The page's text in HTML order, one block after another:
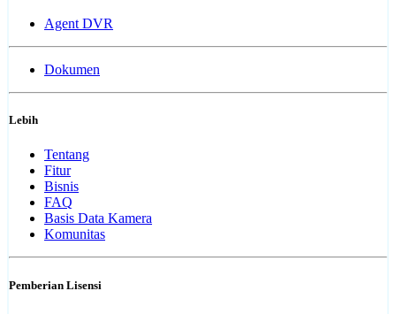
Agent DVR
Dokumen
Lebih
Tentang
Fitur
Bisnis
FAQ
Basis Data Kamera
Komunitas
Pemberian Lisensi